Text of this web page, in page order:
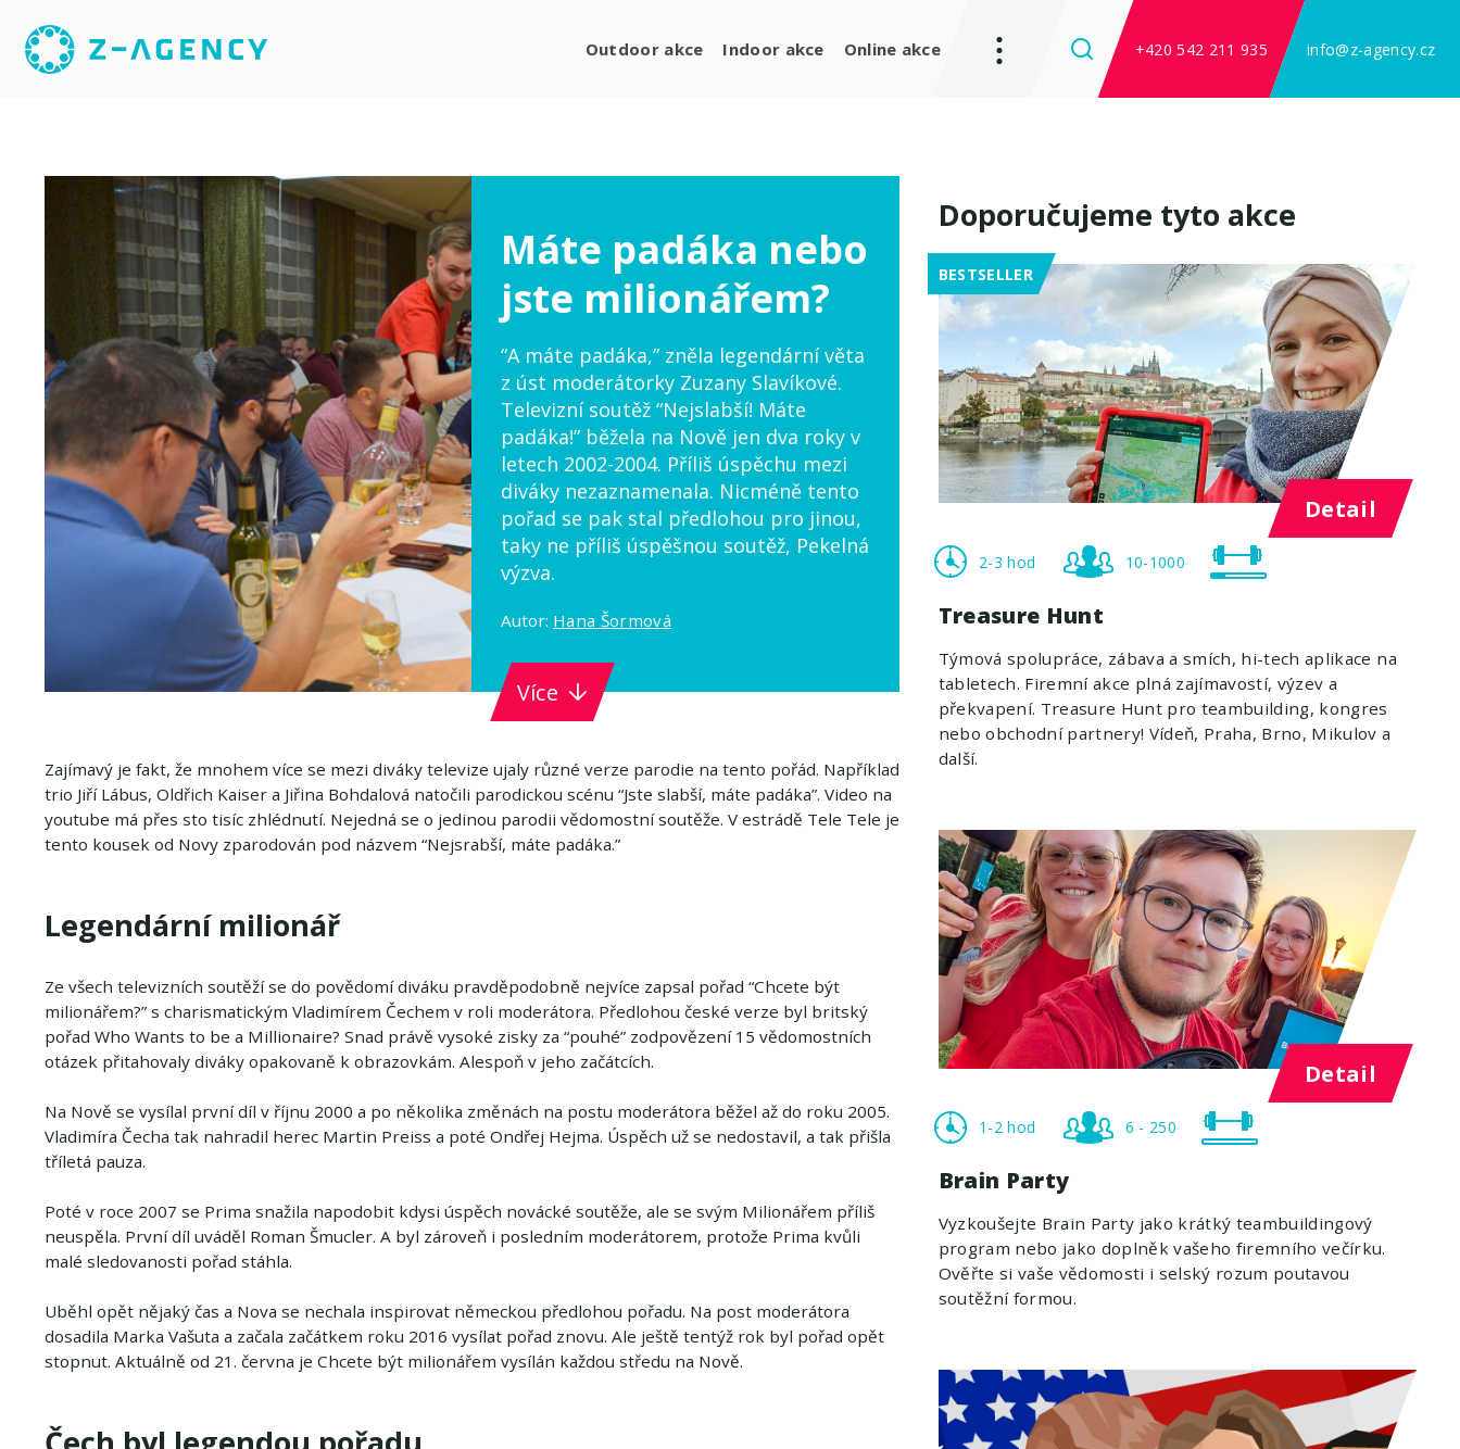
Outdoor akce Indoor akce Online akce +420 542 211 935 info@z-agency.cz
Máte padáka nebo
jste milionářem?
“A máte padáka,” zněla legendární věta
z úst moderátorky Zuzany Slavíkové.
Televizní soutěž “Nejslabší! Máte
padáka!” běžela na Nově jen dva roky v
letech 2002-2004. Příliš úspěchu mezi
diváky nezaznamenala. Nicméně tento
pořad se pak stal předlohou pro jinou,
taky ne příliš úspěšnou soutěž, Pekelná
výzva.
Autor: Hana Šormová
Více
Zajímavý je fakt, že mnohem více se mezi diváky televize ujaly různé verze parodie na tento pořád. Například
trio Jiří Lábus, Oldřich Kaiser a Jiřina Bohdalová natočili parodickou scénu “Jste slabší, máte padáka”. Video na
youtube má přes sto tisíc zhlédnutí. Nejedná se o jedinou parodii vědomostní soutěže. V estrádě Tele Tele je
tento kousek od Novy zparodován pod názvem “Nejsrabší, máte padáka.”
Legendární milionář
Ze všech televizních soutěží se do povědomí diváku pravděpodobně nejvíce zapsal pořad “Chcete být
milionářem?” s charismatickým Vladimírem Čechem v roli moderátora. Předlohou české verze byl britský
pořad Who Wants to be a Millionaire? Snad právě vysoké zisky za “pouhé” zodpovězení 15 vědomostních
otázek přitahovaly diváky opakovaně k obrazovkám. Alespoň v jeho začátcích.
Na Nově se vysílal první díl v říjnu 2000 a po několika změnách na postu moderátora běžel až do roku 2005.
Vladimíra Čecha tak nahradil herec Martin Preiss a poté Ondřej Hejma. Úspěch už se nedostavil, a tak přišla
tříletá pauza.
Poté v roce 2007 se Prima snažila napodobit kdysi úspěch novácké soutěže, ale se svým Milionářem příliš
neuspěla. První díl uváděl Roman Šmucler. A byl zároveň i posledním moderátorem, protože Prima kvůli
malé sledovanosti pořad stáhla.
Uběhl opět nějaký čas a Nova se nechala inspirovat německou předlohou pořadu. Na post moderátora
dosadila Marka Vašuta a začala začátkem roku 2016 vysílat pořad znovu. Ale ještě tentýž rok byl pořad opět
stopnut. Aktuálně od 21. června je Chcete být milionářem vysílán každou středu na Nově.
Doporučujeme tyto akce
BESTSELLER
Detail
2-3 hod 10-1000
Treasure Hunt
Týmová spolupráce, zábava a smích, hi-tech aplikace na
tabletech. Firemní akce plná zajímavostí, výzev a
překvapení. Treasure Hunt pro teambuilding, kongres
nebo obchodní partnery! Vídeň, Praha, Brno, Mikulov a
další.
Detail
1-2 hod 6 - 250
Brain Party
Vyzkoušejte Brain Party jako krátký teambuildingový
program nebo jako doplněk vašeho firemního večírku.
Ověřte si vaše vědomosti i selský rozum poutavou
soutěžní formou.